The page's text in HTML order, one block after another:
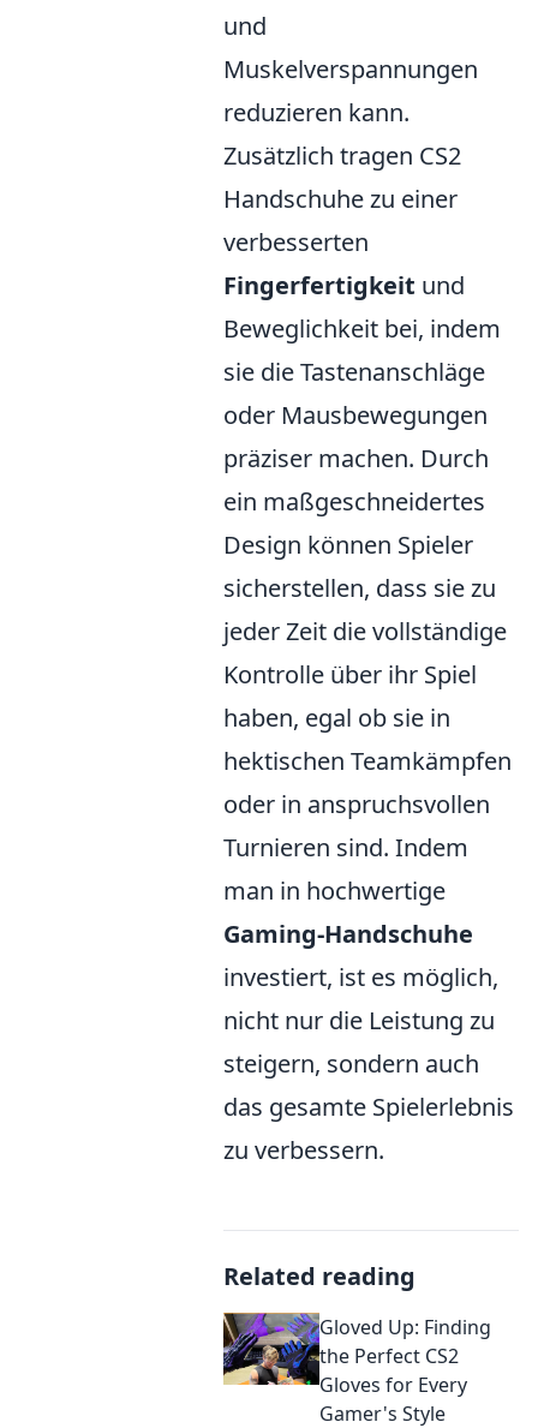
und
Muskelverspannungen
reduzieren kann.
Zusätzlich tragen CS2
Handschuhe zu einer
verbesserten
Fingerfertigkeit und
Beweglichkeit bei, indem
sie die Tastenanschläge
oder Mausbewegungen
präziser machen. Durch
ein maßgeschneidertes
Design können Spieler
sicherstellen, dass sie zu
jeder Zeit die vollständige
Kontrolle über ihr Spiel
haben, egal ob sie in
hektischen Teamkämpfen
oder in anspruchsvollen
Turnieren sind. Indem
man in hochwertige
Gaming-Handschuhe
investiert, ist es möglich,
nicht nur die Leistung zu
steigern, sondern auch
das gesamte Spielerlebnis
zu verbessern.
Related reading
Gloved Up: Finding
the Perfect CS2
Gloves for Every
Gamer's Style